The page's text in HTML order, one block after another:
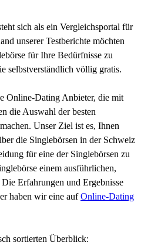
sich als ein Vergleichsportal für
unserer Testberichte möchten
für Ihre Bedürfnisse zu
selbstverständlich völlig gratis.
Online-Dating Anbieter, die mit
die Auswahl der besten
Unser Ziel ist es, Ihnen
die Singlebörsen in der Schweiz
für eine der Singlebörsen zu
einem ausführlichen,
Erfahrungen und Ergebnisse
haben wir eine aufOnline-Dating
sortierten Überblick: